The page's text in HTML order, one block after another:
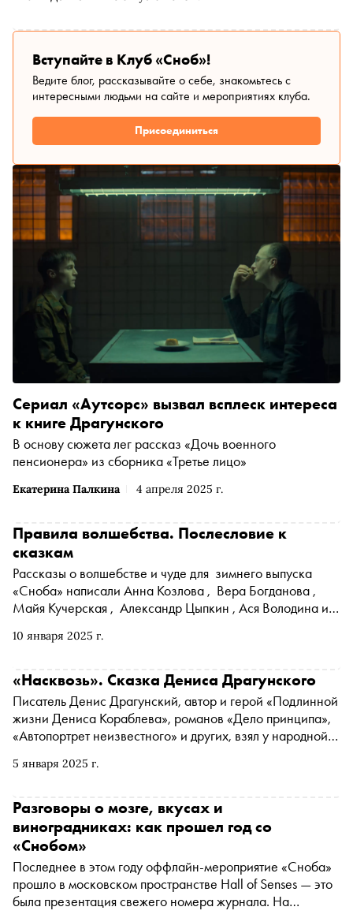
Вступайте в Клуб «Сноб»!
Ведите блог, рассказывайте о себе, знакомьтесь с
интересными людьми на сайте и мероприятиях клуба.
Присоединиться
Екатерина Палкина 4 апреля 2025 г.
Сериал «Аутсорс» вызвал всплеск интереса
к книге Драгунского
В основу сюжета лег рассказ «Дочь военного
пенсионера» из сборника «Третье лицо»
10 января 2025 г.
Правила волшебства. Послесловие к
сказкам
Рассказы о волшебстве и чуде для зимнего выпуска
«Сноба» написали Анна Козлова , Вера Богданова ,
Майя Кучерская , Александр Цыпкин , Ася Володина и
объяснила, почему эти истории — настоящие сказки
5 января 2025 г.
«Насквозь». Сказка Дениса Драгунского
Писатель Денис Драгунский, автор и герой «Подлинной
жизни Дениса Кораблева», романов «Дело принципа»,
«Автопортрет неизвестного» и других, взял у народной
истории «Насквозь» написал, вдохновляясь творчеством
вышла в зимнем номере «Сноба»
Разговоры о мозге, вкусах и
виноградниках: как прошел год со
«Снобом»
Последнее в этом году оффлайн-мероприятие «Сноба»
прошло в московском пространстве Hall of Senses — это
была презентация свежего номера журнала. На